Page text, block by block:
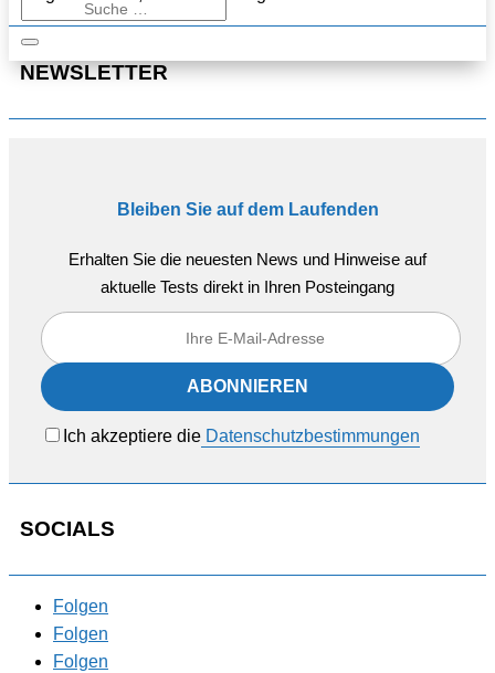
NEWSLETTER
Bleiben Sie auf dem Laufenden
Erhalten Sie die neuesten News und Hinweise auf
aktuelle Tests direkt in Ihren Posteingang
Ich akzeptiere die Datenschutzbestimmungen
SOCIALS
Folgen
Folgen
Folgen